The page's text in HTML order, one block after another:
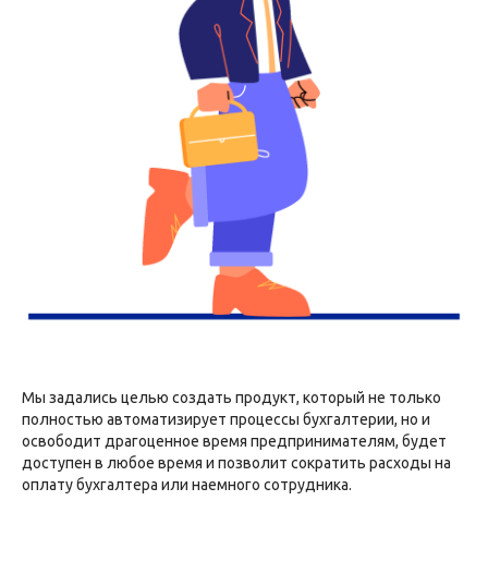
Мы задались целью создать продукт, который не только
полностью автоматизирует процессы бухгалтерии, но и
освободит драгоценное время предпринимателям, будет
доступен в любое время и позволит сократить расходы на
оплату бухгалтера или наемного сотрудника.